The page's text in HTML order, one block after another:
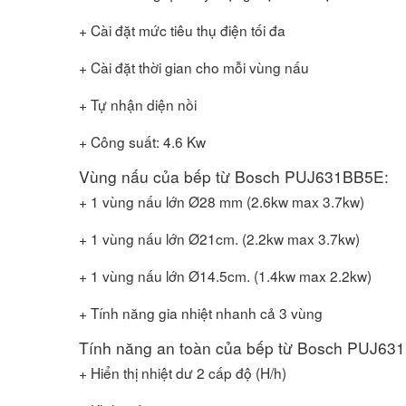
+ Cài đặt mức tiêu thụ điện tối đa
+ Cài đặt thời gian cho mỗi vùng nấu
+ Tự nhận diện nồi
+ Công suất: 4.6 Kw
Vùng nấu của bếp từ Bosch PUJ631BB5E:
+ 1 vùng nấu lớn Ø28 mm (2.6kw max 3.7kw)
+ 1 vùng nấu lớn Ø21cm. (2.2kw max 3.7kw)
+ 1 vùng nấu lớn Ø14.5cm. (1.4kw max 2.2kw)
+ Tính năng gia nhiệt nhanh cả 3 vùng
Tính năng an toàn của bếp từ Bosch
+ Hiển thị nhiệt dư 2 cấp độ (H/h)